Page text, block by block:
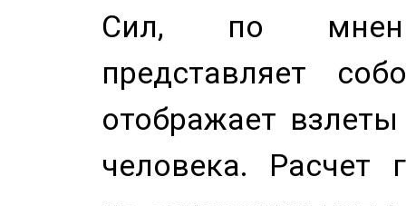
Сил, по
представляет
отображает
человека. Расчет